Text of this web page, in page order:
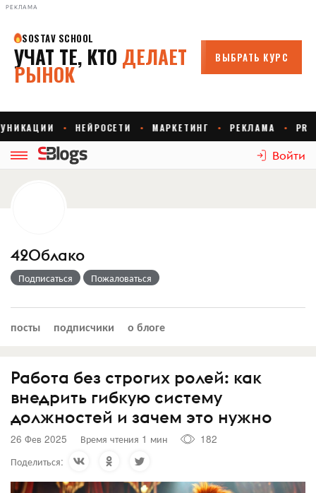
РЕКЛАМА
Войти
42Облако
Подписаться Пожаловаться
посты подписчики о блоге
Работа без строгих ролей: как
внедрить гибкую систему
должностей и зачем это нужно
26 Фев 2025 Время чтения 1 мин
182
Поделиться: